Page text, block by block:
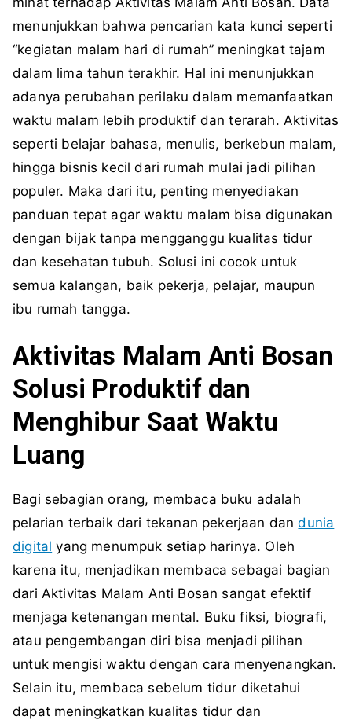
menunjukkan bahwa pencarian kata kunci seperti
“kegiatan malam hari di rumah” meningkat tajam
dalam lima tahun terakhir. Hal ini menunjukkan
adanya perubahan perilaku dalam memanfaatkan
waktu malam lebih produktif dan terarah. Aktivitas
seperti belajar bahasa, menulis, berkebun malam,
hingga bisnis kecil dari rumah mulai jadi pilihan
populer. Maka dari itu, penting menyediakan
panduan tepat agar waktu malam bisa digunakan
dengan bijak tanpa mengganggu kualitas tidur
dan kesehatan tubuh. Solusi ini cocok untuk
semua kalangan, baik pekerja, pelajar, maupun
ibu rumah tangga.
Aktivitas Malam Anti Bosan
Solusi Produktif dan
Menghibur Saat Waktu
Luang
Bagi sebagian orang, membaca buku adalah
pelarian terbaik dari tekanan pekerjaan dandunia
digital yang menumpuk setiap harinya. Oleh
karena itu, menjadikan membaca sebagai bagian
dari Aktivitas Malam Anti Bosan sangat efektif
menjaga ketenangan mental. Buku fiksi, biografi,
atau pengembangan diri bisa menjadi pilihan
untuk mengisi waktu dengan cara menyenangkan.
Selain itu, membaca sebelum tidur diketahui
dapat meningkatkan kualitas tidur dan